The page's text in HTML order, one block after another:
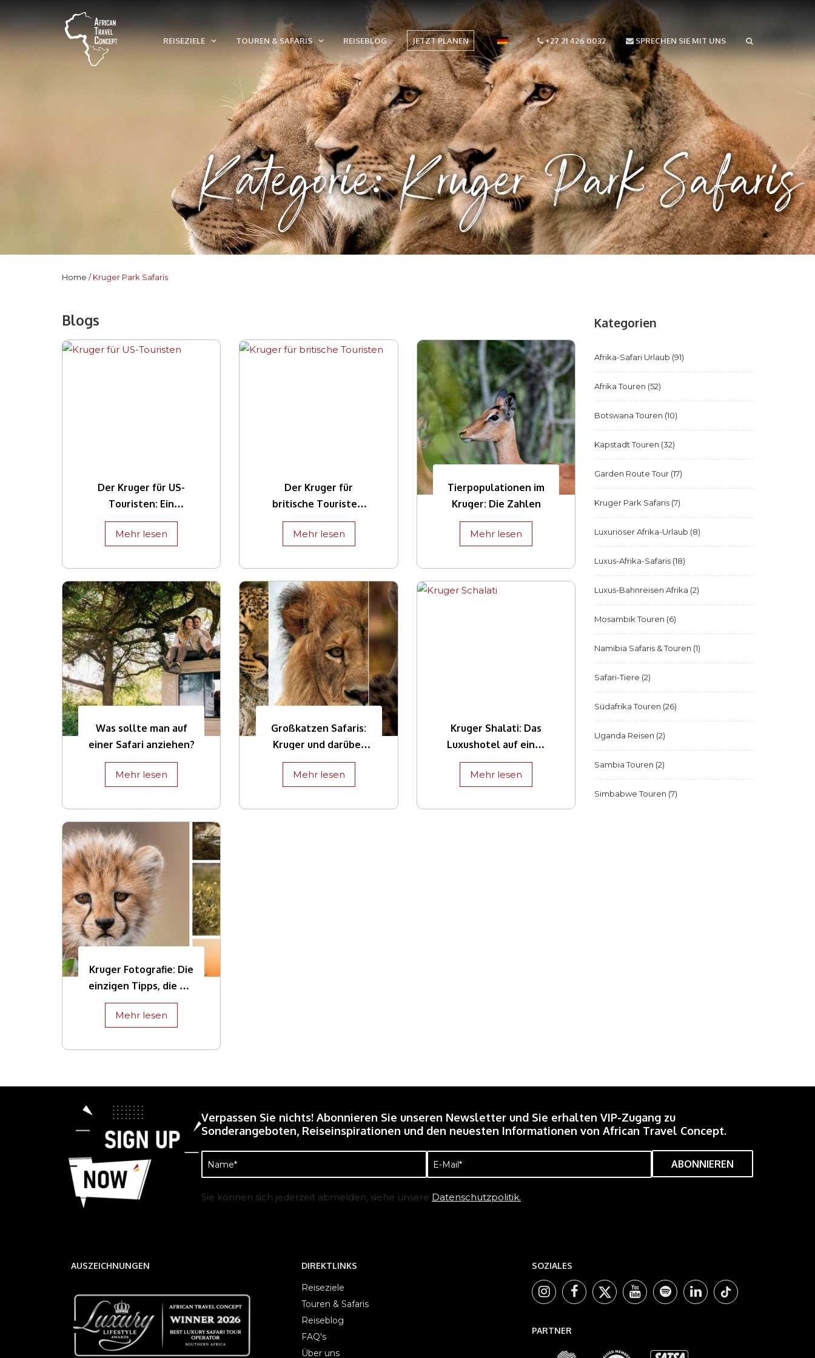
REISEZIELE TOUREN & SAFARIS REISEBLOG JETZT PLANEN +27 21 426 0032 SPRECHEN SIE MIT UNS
Kategorie: Kruger Park Safaris
Home Kruger Park Safaris
Blogs
Der Kruger für US-
Touristen: Ein
umfassender
Leitfaden
Mehr lesen
Der Kruger für
britische Touristen:
Alles, was Sie vor der
Reise wissen müssen
Mehr lesen
Tierpopulationen im
Kruger: Die Zahlen
Mehr lesen
Was sollte man auf
einer Safari anziehen?
Mehr lesen
Großkatzen Safaris:
Kruger und darüber
hinaus
Mehr lesen
Kruger Shalati: Das
Luxushotel auf einer
Eisenbahnbrücke
Mehr lesen
Kruger Fotografie: Die
einzigen Tipps, die Sie
jemals brauchen
werden
Mehr lesen
Kategorien
Afrika-Safari Urlaub (91)
Afrika Touren (52)
Botswana Touren (10)
Kapstadt Touren (32)
Garden Route Tour(17)
Kruger Park Safaris(7)
Luxuriöser Afrika-Urlaub (8)
Luxus-Afrika-Safaris(18)
Luxus-Bahnreisen Afrika (2)
Mosambik Touren (6)
Namibia Safaris & Touren (1)
Safari-Tiere (2)
Südafrika Touren (26)
Uganda Reisen (2)
Sambia Touren (2)
Simbabwe Touren (7)
Verpassen Sie nichts! Abonnieren Sie unseren Newsletter und Sie erhalten VIP-Zugang zu
Sonderangeboten, Reiseinspirationen und den neuesten Informationen von African Travel Concept.
Name
(erforderlich)
E-
Mail
Sie können sich jederzeit abmelden, siehe unsere Datenschutzpolitik.
AUSZEICHNUNGEN DIREKTLINKS
Reiseziele
Touren & Safaris
Reiseblog
FAQ's
Über uns
SOZIALES
PARTNER